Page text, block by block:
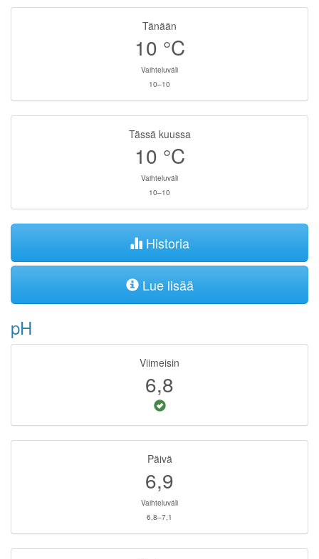
Tänään
10 °C
Vaihteluväli
10–10
Tässä kuussa
10 °C
Vaihteluväli
10–10
Historia
Lue lisää
pH
Viimeisin
6,8
Päivä
6,9
Vaihteluväli
6,8–7,1